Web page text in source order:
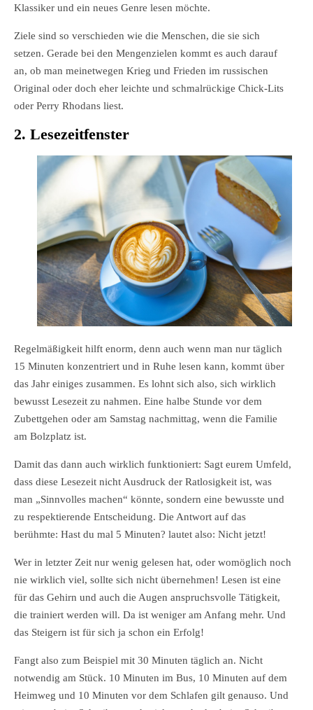
Klassiker und ein neues Genre lesen möchte.
Ziele sind so verschieden wie die Menschen, die sie sich
setzen. Gerade bei den Mengenzielen kommt es auch darauf
an, ob man meinetwegen Krieg und Frieden im russischen
Original oder doch eher leichte und schmalrückige Chick-Lits
oder Perry Rhodans liest.
2. Lesezeitfenster
Regelmäßigkeit hilft enorm, denn auch wenn man nur täglich
15 Minuten konzentriert und in Ruhe lesen kann, kommt über
das Jahr einiges zusammen. Es lohnt sich also, sich wirklich
bewusst Lesezeit zu nahmen. Eine halbe Stunde vor dem
Zubettgehen oder am Samstag nachmittag, wenn die Familie
am Bolzplatz ist.
Damit das dann auch wirklich funktioniert: Sagt eurem Umfeld,
dass diese Lesezeit nicht Ausdruck der Ratlosigkeit ist, was
man „Sinnvolles machen“ könnte, sondern eine bewusste und
zu respektierende Entscheidung. Die Antwort auf das
berühmte: Hast du mal 5 Minuten? lautet also: Nicht jetzt!
Wer in letzter Zeit nur wenig gelesen hat, oder womöglich noch
nie wirklich viel, sollte sich nicht übernehmen! Lesen ist eine
für das Gehirn und auch die Augen anspruchsvolle Tätigkeit,
die trainiert werden will. Da ist weniger am Anfang mehr. Und
das Steigern ist für sich ja schon ein Erfolg!
Fangt also zum Beispiel mit 30 Minuten täglich an. Nicht
notwendig am Stück. 10 Minuten im Bus, 10 Minuten auf dem
Heimweg und 10 Minuten vor dem Schlafen gilt genauso. Und